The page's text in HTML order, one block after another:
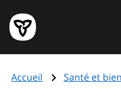
au
contenu
principal
Page
d'accueil
de
Accueil Santé et